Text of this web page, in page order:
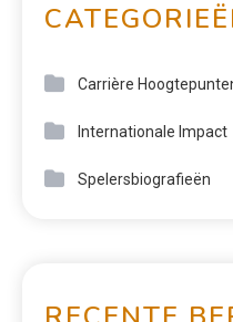
Carrière
Internationale Impact
Spelersbiografieën